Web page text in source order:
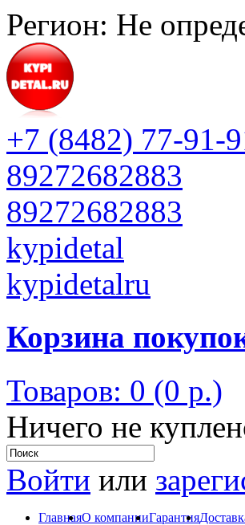
Регион: Не
+7 (8482) 77-91-
89272682883
89272682883
kypidetal
kypidetalru
Корзина
Товаров: 0 (0 р.)
Ничего не
Войти или
ГлавнаяО компанииГарантия